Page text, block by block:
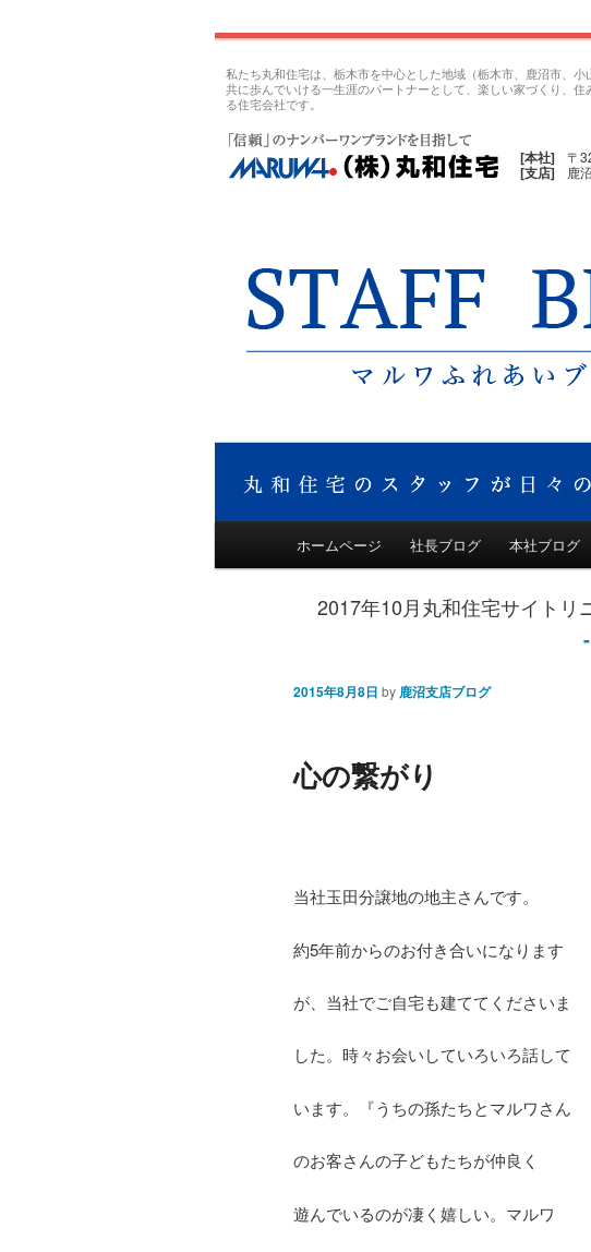
私たち丸和住宅は、栃木市を中心とした地域（栃木市、鹿沼市、
共に歩んでいける一生涯のパートナーとして、楽しい家づくり、
る住宅会社です。
丸和住宅｜スタッフブログ
[本社] 〒
[支店] 鹿
メインコンテンツへ移動
ホームページ 社長ブログ 本社ブログ
2017年10月丸和住宅サイトリ
心の繋がり
2015年8月8日 by 鹿沼支店ブログ
当社玉田分譲地の地主さんです。
約5年前からのお付き合いになります
が、当社でご自宅も建ててくださいま
した。時々お会いしていろいろ話して
います。『うちの孫たちとマルワさん
のお客さんの子どもたちが仲良く
遊んでいるのが凄く嬉しい。マルワ